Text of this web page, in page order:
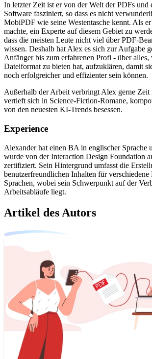
In letzter Zeit ist er von der Welt der PDFs und
Software fasziniert, so dass es nicht
MobiPDF wie seine Westentasche kennt. Als
machte, ein Experte auf diesem Gebiet zu
dass die meisten Leute nicht viel über PDF-
wissen. Deshalb hat Alex es sich zur Aufgabe
Anfänger bis zum erfahrenen Profi - über alles,
Dateiformat zu bieten hat, aufzuklären, damit
noch erfolgreicher und effizienter sein können.
Außerhalb der Arbeit verbringt Alex gerne Zeit
vertieft sich in Science-Fiction-Romane,
von den neuesten KI-Trends besessen.
Experience
Alexander hat einen BA in englischer Sprache
wurde von der Interaction Design Foundation
zertifiziert. Sein Hintergrund umfasst die
benutzerfreundlichen Inhalten für verschiedene
Sprachen, wobei sein Schwerpunkt auf der
Arbeitsabläufe liegt.
Artikel des Autors